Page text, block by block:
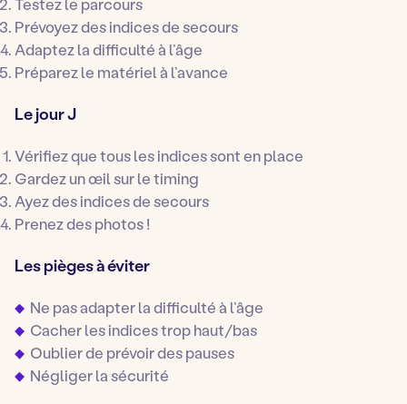
Prévoyez des indices de secours
Adaptez la difficulté à l’âge
Préparez le matériel à l’avance
Le jour J
Vérifiez que tous les indices sont en place
Gardez un œil sur le timing
Ayez des indices de secours
Prenez des photos !
Les pièges à éviter
Ne pas adapter la difficulté à l’âge
Cacher les indices trop haut/bas
Oublier de prévoir des pauses
Négliger la sécurité